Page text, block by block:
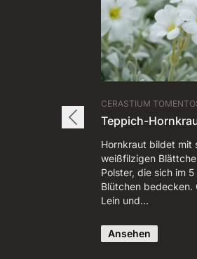
CERASTIUM
Teppich-
Hornkraut bildet mit
weißfilzigen
Polster, die sich im
Blütchen bedecken.
Lein und…
Ansehen